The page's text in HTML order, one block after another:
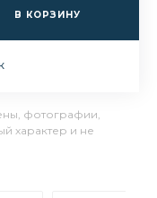
В КОРЗИНУ
фотографии,
характер и не